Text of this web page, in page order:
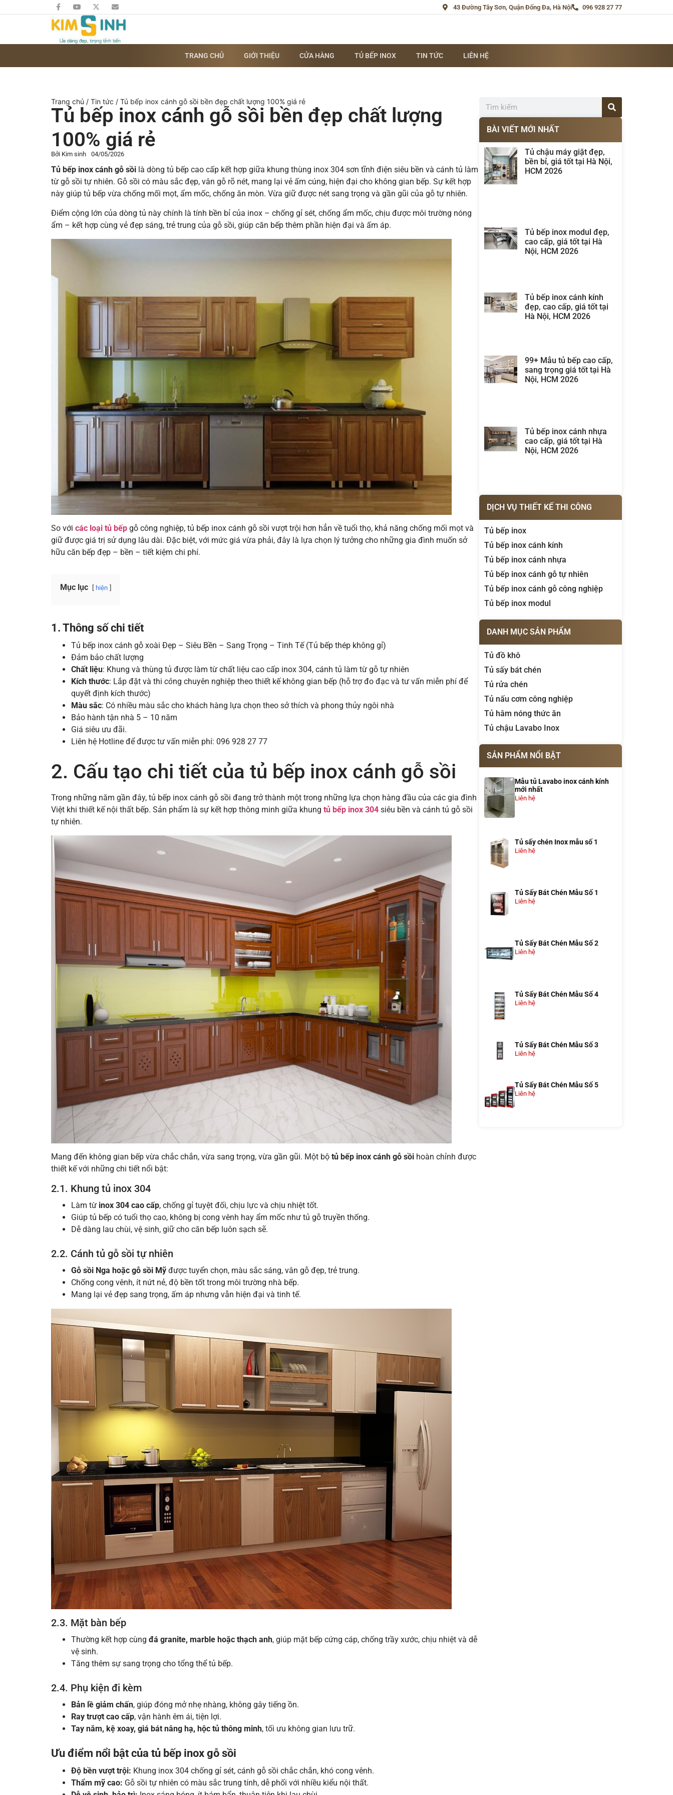
43 Đường Tây Sơn, Quận Đống Đa, Hà Nội 096 928 27 77
TRANG CHỦ GIỚI THIỆU CỬA HÀNG TỦ BẾP INOX TIN TỨC LIÊN HỆ
Trang chủ / Tin tức / Tủ bếp inox cánh gỗ sồi bền đẹp chất lượng 100% giá rẻ
Tủ bếp inox cánh gỗ sồi bền đẹp chất lượng
100% giá rẻ
Bởi Kim sinh 04/05/2026
Tủ bếp inox cánh gỗ sồi là dòng tủ bếp cao cấp kết hợp giữa khung thùng inox 304 sơn tĩnh điện siêu bền và cánh tủ làm
từ gỗ sồi tự nhiên. Gỗ sồi có màu sắc đẹp, vân gỗ rõ nét, mang lại vẻ ấm cúng, hiện đại cho không gian bếp. Sự kết hợp
này giúp tủ bếp vừa chống mối mọt, ẩm mốc, chống ăn mòn. Vừa giữ được nét sang trọng và gần gũi của gỗ tự nhiên.
Điểm cộng lớn của dòng tủ này chính là tính bền bỉ của inox – chống gỉ sét, chống ẩm mốc, chịu được môi trường nóng
ẩm – kết hợp cùng vẻ đẹp sáng, trẻ trung của gỗ sồi, giúp căn bếp thêm phần hiện đại và ấm áp.
So với các loại tủ bếp gỗ công nghiệp, tủ bếp inox cánh gỗ sồi vượt trội hơn hẳn về tuổi thọ, khả năng chống mối mọt và
giữ được giá trị sử dụng lâu dài. Đặc biệt, với mức giá vừa phải, đây là lựa chọn lý tưởng cho những gia đình muốn sở
hữu căn bếp đẹp – bền – tiết kiệm chi phí.
Mục lục hiện
1. Thông số chi tiết
Tủ bếp inox cánh gỗ xoài Đẹp – Siêu Bền – Sang Trọng – Tinh Tế (Tủ bếp thép không gỉ)
Đảm bảo chất lượng
Chất liệu: Khung và thùng tủ được làm từ chất liệu cao cấp inox 304, cánh tủ làm từ gỗ tự nhiên
Kích thước: Lắp đặt và thi công chuyên nghiệp theo thiết kế không gian bếp (hỗ trợ đo đạc và tư vấn miễn phí để
quyết định kích thước)
Màu sắc: Có nhiều màu sắc cho khách hàng lựa chọn theo sở thích và phong thủy ngôi nhà
Bảo hành tận nhà 5 – 10 năm
Giá siêu ưu đãi.
Liên hệ Hotline để được tư vấn miễn phí: 096 928 27 77
2. Cấu tạo chi tiết của tủ bếp inox cánh gỗ sồi
Trong những năm gần đây, tủ bếp inox cánh gỗ sồi đang trở thành một trong những lựa chọn hàng đầu của các gia đình
Việt khi thiết kế nội thất bếp. Sản phẩm là sự kết hợp thông minh giữa khung tủ bếp inox 304 siêu bền và cánh tủ gỗ sồi
tự nhiên.
Mang đến không gian bếp vừa chắc chắn, vừa sang trọng, vừa gần gũi. Một bộ tủ bếp inox cánh gỗ sồi hoàn chỉnh được
thiết kế với những chi tiết nổi bật:
2.1. Khung tủ inox 304
Làm từ inox 304 cao cấp, chống gỉ tuyệt đối, chịu lực và chịu nhiệt tốt.
Giúp tủ bếp có tuổi thọ cao, không bị cong vênh hay ẩm mốc như tủ gỗ truyền thống.
Dễ dàng lau chùi, vệ sinh, giữ cho căn bếp luôn sạch sẽ.
2.2. Cánh tủ gỗ sồi tự nhiên
Gỗ sồi Nga hoặc gỗ sồi Mỹ được tuyển chọn, màu sắc sáng, vân gỗ đẹp, trẻ trung.
Chống cong vênh, ít nứt nẻ, độ bền tốt trong môi trường nhà bếp.
Mang lại vẻ đẹp sang trọng, ấm áp nhưng vẫn hiện đại và tinh tế.
2.3. Mặt bàn bếp
Thường kết hợp cùng đá granite, marble hoặc thạch anh, giúp mặt bếp cứng cáp, chống trầy xước, chịu nhiệt và dễ
vệ sinh.
Tăng thêm sự sang trọng cho tổng thể tủ bếp.
2.4. Phụ kiện đi kèm
Bản lề giảm chấn, giúp đóng mở nhẹ nhàng, không gây tiếng ồn.
Ray trượt cao cấp, vận hành êm ái, tiện lợi.
Tay nắm, kệ xoay, giá bát nâng hạ, hộc tủ thông minh, tối ưu không gian lưu trữ.
Ưu điểm nổi bật của tủ bếp inox gỗ sồi
Độ bền vượt trội: Khung inox 304 chống gỉ sét, cánh gỗ sồi chắc chắn, khó cong vênh.
Thẩm mỹ cao: Gỗ sồi tự nhiên có màu sắc trung tính, dễ phối với nhiều kiểu nội thất.
BÀI VIẾT MỚI NHẤT
Tủ chậu máy giặt đẹp,
bền bỉ, giá tốt tại Hà Nội,
HCM 2026
Tủ bếp inox modul đẹp,
cao cấp, giá tốt tại Hà
Nội, HCM 2026
Tủ bếp inox cánh kính
đẹp, cao cấp, giá tốt tại
Hà Nội, HCM 2026
99+ Mẫu tủ bếp cao cấp,
sang trọng giá tốt tại Hà
Nội, HCM 2026
Tủ bếp inox cánh nhựa
cao cấp, giá tốt tại Hà
Nội, HCM 2026
DỊCH VỤ THIẾT KẾ THI CÔNG
Tủ bếp inox
Tủ bếp inox cánh kính
Tủ bếp inox cánh nhựa
Tủ bếp inox cánh gỗ tự nhiên
Tủ bếp inox cánh gỗ công nghiệp
Tủ bếp inox modul
DANH MỤC SẢN PHẨM
Tủ đồ khô
Tủ sấy bát chén
Tủ rửa chén
Tủ nấu cơm công nghiệp
Tủ hâm nóng thức ăn
Tủ chậu Lavabo Inox
SẢN PHẨM NỔI BẬT
Mẫu tủ Lavabo inox cánh kính
mới nhất
Liên hệ
Tủ sấy chén Inox mẫu số 1
Liên hệ
Tủ Sấy Bát Chén Mẫu Số 1
Liên hệ
Tủ Sấy Bát Chén Mẫu Số 2
Liên hệ
Tủ Sấy Bát Chén Mẫu Số 4
Liên hệ
Tủ Sấy Bát Chén Mẫu Số 3
Liên hệ
Tủ Sấy Bát Chén Mẫu Số 5
Liên hệ